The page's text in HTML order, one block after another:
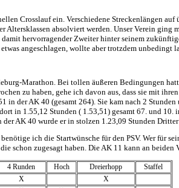
Crosslauf ein. Verschiedene Streckenlängen
Altersklassen absolviert werden. Unser Verein ging
hervorragender Zweiter hinter seinem
angeschlagen, wollte aber trotzdem unbedingt
Marathon. Bei tollen äußeren Bedingungen
zu haben, gehe ich davon aus, dass sie mit
in der AK 40 (gesamt 264). Sie kam nach 2
in 1.55,12 Stunden ( 1.53,51) gesamt 67. und 10.
AK 40 wurde er in stolzen 1.23,09 Stunden
ich die Startwünsche für den PSV. Wer für
schon zugesagt haben. Die AK 11 kann an beiden
4 Runden Hoch Dreierhopp
Staffel
X
X